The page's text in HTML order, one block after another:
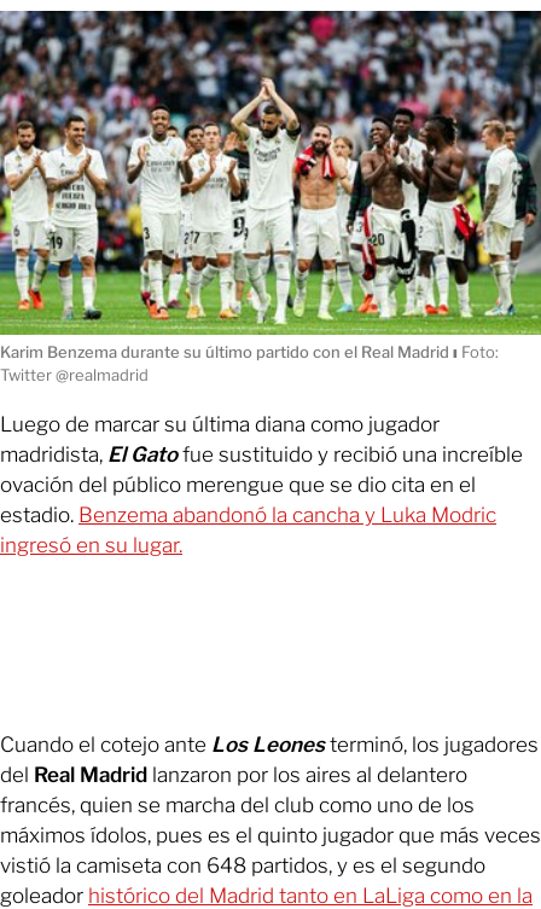
Karim Benzema durante su último partido con el Real Madrid ı Foto:
Twitter @realmadrid
Luego de marcar su última diana como jugador
madridista, El Gatofue sustituido y recibió una increíble
ovación del público merengue que se dio cita en el
estadio. Benzema abandonó la cancha y Luka Modric
ingresó en su lugar.
Cuando el cotejo ante Los Leonesterminó, los jugadores
del Real Madrid lanzaron por los aires al delantero
francés, quien se marcha del club como uno de los
máximos ídolos, pues es el quinto jugador que más veces
vistió la camiseta con 648 partidos, y es el segundo
goleador histórico del Madrid tanto en LaLiga como en la